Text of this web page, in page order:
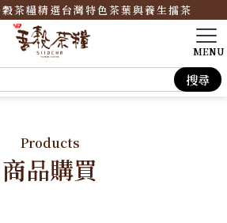
茶糧精選台灣特色茶葉與養生擂茶
Products
商品購買